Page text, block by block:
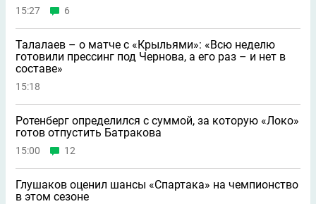
15:27 6
Талалаев – о матче с «Крыльями»: «Всю неделю
готовили прессинг под Чернова, а его раз – и нет в
составе»
15:18
Ротенберг определился с суммой, за которую «Локо»
готов отпустить Батракова
15:00 12
Глушаков оценил шансы «Спартака» на чемпионство
в этом сезоне